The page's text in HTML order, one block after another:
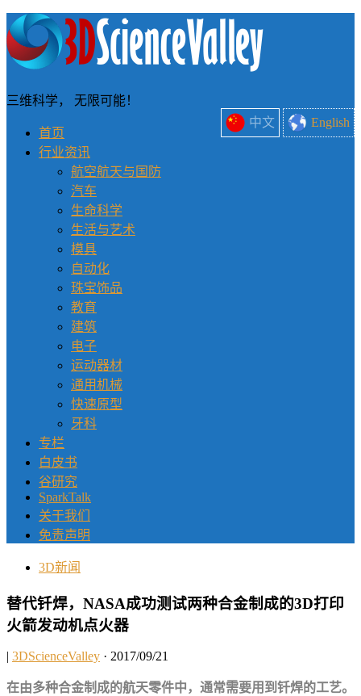
中文 English
三维科学， 无限可能！
首页
行业资讯
航空航天与国防
汽车
生命科学
生活与艺术
模具
自动化
珠宝饰品
教育
建筑
电子
运动器材
通用机械
快速原型
牙科
专栏
白皮书
谷研究
SparkTalk
关于我们
免责声明
3D新闻
替代钎焊，NASA成功测试两种合金制成的3D打印
火箭发动机点火器
| 3DScienceValley · 2017/09/21
在由多种合金制成的航天零件中，通常需要用到钎焊的工艺。